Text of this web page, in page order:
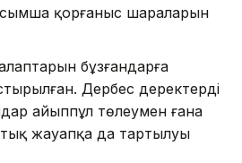
қорғаныс шараларын
бұзғандарға
Дербес деректерді
айыппұл төлеумен ғана
жауапқа да тартылуы